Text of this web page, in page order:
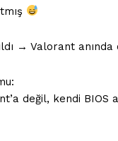
→ Valorant anında
değil, kendi BIOS